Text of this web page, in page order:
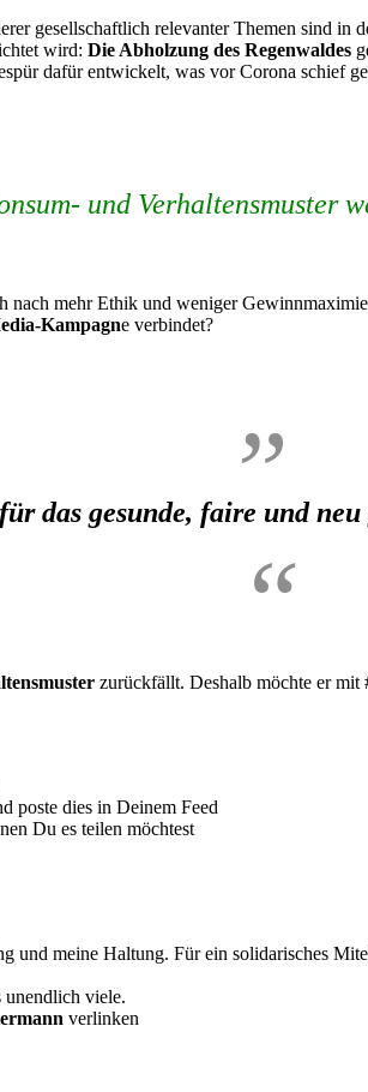
gesellschaftlich relevanter Themen sind in
wird: Die Abholzung des Regenwaldes
dafür entwickelt, was vor Corona schief
und Verhaltensmuster
nach mehr Ethik und weniger
Kampagne verbindet?
das gesunde, faire und
zurückfällt. Deshalb möchte er
poste dies in Deinem Feed
Du es teilen möchtest
und meine Haltung. Für ein solidarisches
unendlich viele.
verlinken